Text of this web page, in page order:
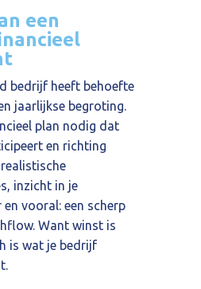
een
bedrijf heeft behoefte
jaarlijkse begroting.
plan nodig dat
en richting
inzicht in je
vooral: een scherp
Want winst is
is wat je bedrijf